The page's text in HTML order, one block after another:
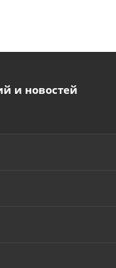
и новостей